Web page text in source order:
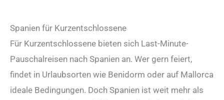
Spanien für Kurzentschlossene
Für Kurzentschlossene bieten sich Last-Minute-
Pauschalreisen nach Spanien an. Wer gern feiert,
findet in Urlaubsorten wie Benidorm oder auf Mallorca
ideale Bedingungen. Doch Spanien ist weit mehr als